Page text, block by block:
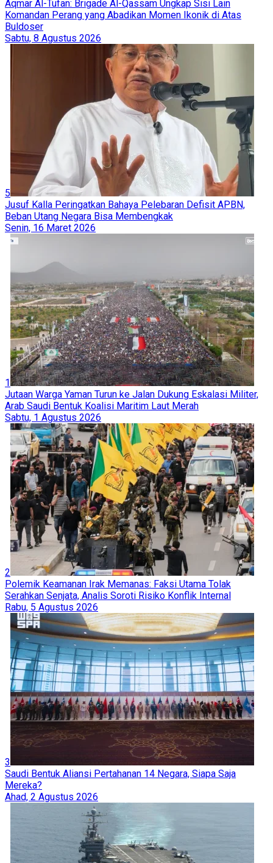
Aqmar Al-Tufan: Brigade Al-Qassam Ungkap Sisi Lain
Komandan Perang yang Abadikan Momen Ikonik di Atas
Buldoser
Sabtu, 8 Agustus 2026
5
Jusuf Kalla Peringatkan Bahaya Pelebaran Defisit APBN,
Beban Utang Negara Bisa Membengkak
Senin, 16 Maret 2026
1
Jutaan Warga Yaman Turun ke Jalan Dukung Eskalasi Militer,
Arab Saudi Bentuk Koalisi Maritim Laut Merah
Sabtu, 1 Agustus 2026
2
Polemik Keamanan Irak Memanas: Faksi Utama Tolak
Serahkan Senjata, Analis Soroti Risiko Konflik Internal
Rabu, 5 Agustus 2026
3
Saudi Bentuk Aliansi Pertahanan 14 Negara, Siapa Saja
Mereka?
Ahad, 2 Agustus 2026